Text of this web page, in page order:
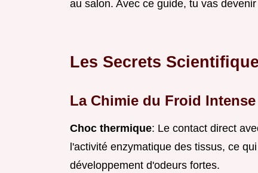
au salon. Avec ce guide, tu vas
Les Secrets
La Chimie du Froid Intense
Choc thermique: Le contact direct
l'activité enzymatique des tissus, ce
développement d'odeurs fortes.